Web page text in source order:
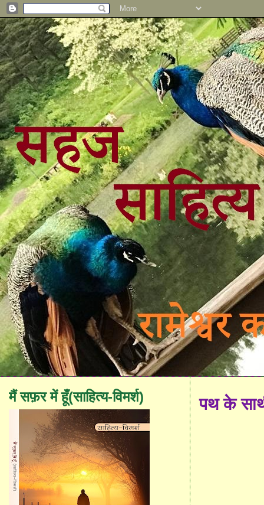
पथ के
मैं सफ़र में हूँ(साहित्य-विमर्श)